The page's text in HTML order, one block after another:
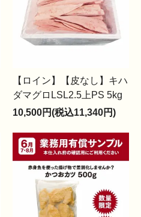
【ロイン】【皮なし】キハ
ダマグロLSL2.5上PS 5kg
10,500円(税込11,340円)